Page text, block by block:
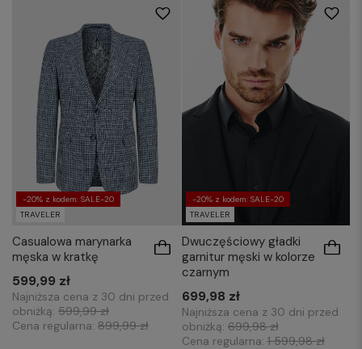
-20% z kodem: SALE-20
TRAVELER
Casualowa marynarka
męska w kratkę
599,99 zł
Najniższa cena z 30 dni przed
obniżką: 599,99 zł
Cena regularna: 899,99 zł
-20% z kodem: SALE-20
TRAVELER
Dwuczęściowy gładki
garnitur męski w kolorze
czarnym
699,98 zł
Najniższa cena z 30 dni przed
obniżką:699,98 zł
Cena regularna:1 599,98 zł